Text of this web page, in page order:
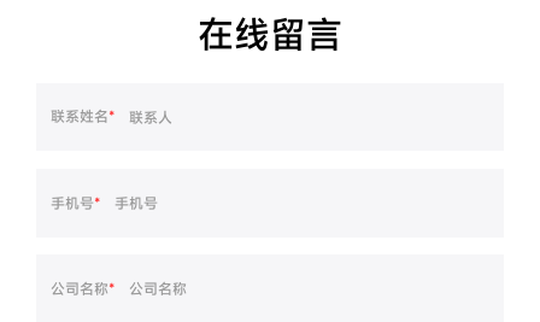
在线留言
联系姓名*
手机号*
公司名称*